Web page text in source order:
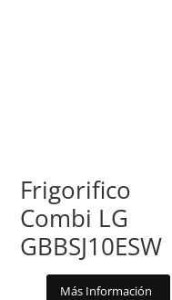
Frigorifico
Combi LG
GBBSJ10ESW
Más Información